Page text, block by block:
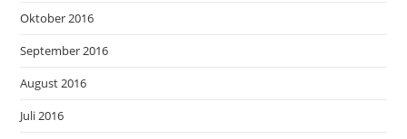
Oktober 2016
September 2016
August 2016
Juli 2016